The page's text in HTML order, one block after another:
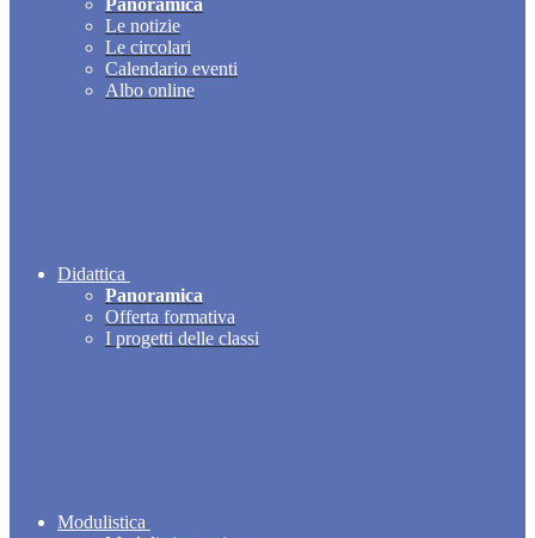
Panoramica
Le notizie
Le circolari
Calendario eventi
Albo online
Didattica
Panoramica
Offerta formativa
I progetti delle classi
Modulistica